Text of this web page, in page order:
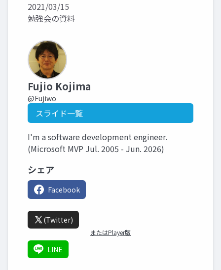
2021/03/15
勉強会の資料
Fujio Kojima
@Fujiwo
スライド一覧
I'm a software development engineer.
(Microsoft MVP Jul. 2005 - Jun. 2026)
シェア
Facebook
(Twitter)
またはPlayer版
LINE